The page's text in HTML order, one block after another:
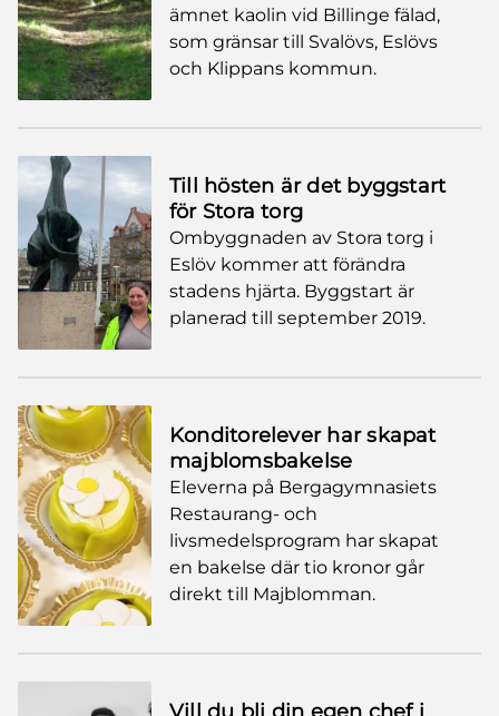
ämnet kaolin vid Billinge fälad,
som gränsar till Svalövs, Eslövs
och Klippans kommun.
Till hösten är det byggstart
för Stora torg
Ombyggnaden av Stora torg i
Eslöv kommer att förändra
stadens hjärta. Byggstart är
planerad till september 2019.
Konditorelever har skapat
majblomsbakelse
Eleverna på Bergagymnasiets
Restaurang- och
livsmedelsprogram har skapat
en bakelse där tio kronor går
direkt till Majblomman.